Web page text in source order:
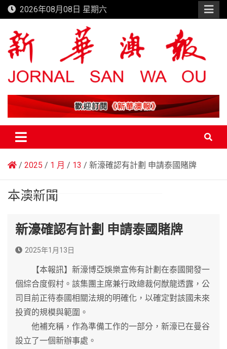
Skip
to
content
2026年08月08日 星期六
新華澳報
2025 1 月 13 新濠確認有計劃 申請泰國賭牌
本澳新聞
新濠確認有計劃 申請泰國賭牌
2025年1月13日
【本報訊】新濠博亞娛樂宣佈有計劃在泰國開發一
個綜合度假村。該集團主席兼行政總裁何猷龍透露，公
司目前正待泰國相關法規的明確化，以確定對該國未來
投資的規模與範圍。
他補充稱，作為準備工作的一部分，新濠已在曼谷
設立了一個新辦事處。